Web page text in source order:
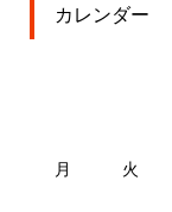
カレンダー
月 火